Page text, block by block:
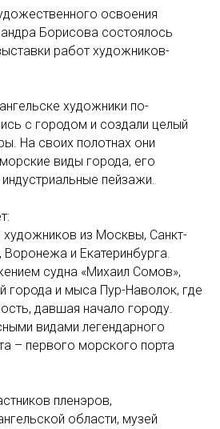
освоения
Борисова состоялось
работ художников-
художники по-
с городом и создали целый
На своих полотнах они
виды города, его
пейзажи.
из Москвы, Санкт-
и Екатеринбурга.
судна «Михаил Сомов»,
города и мыса Пур-Наволок, где
давшая начало городу.
видами легендарного
– первого морского порта
пленэров,
области, музей